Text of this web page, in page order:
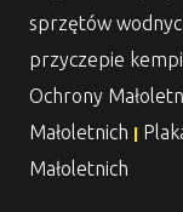
sprzętów
przyczepie
Ochrony
Małoletnich
Małoletnich